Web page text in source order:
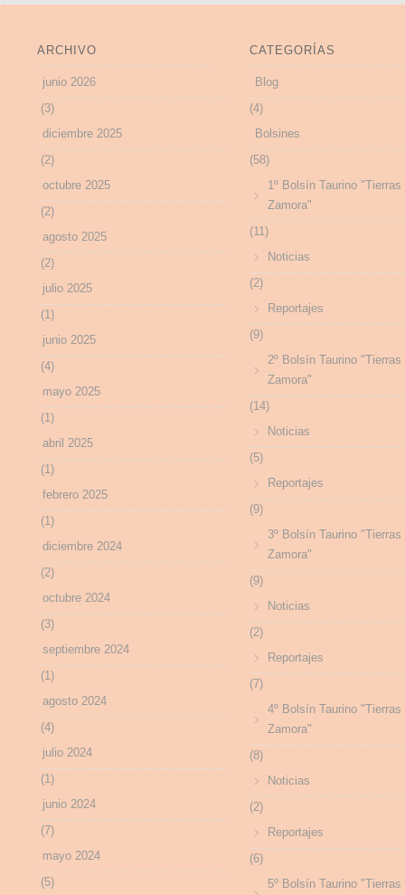
ARCHIVO
junio 2026
(3)
diciembre 2025
(2)
octubre 2025
(2)
agosto 2025
(2)
julio 2025
(1)
junio 2025
(4)
mayo 2025
(1)
abril 2025
(1)
febrero 2025
(1)
diciembre 2024
(2)
octubre 2024
(3)
septiembre 2024
(1)
agosto 2024
(4)
julio 2024
(1)
junio 2024
(7)
mayo 2024
(5)
CATEGORÍAS
Blog
(4)
Bolsines
(58)
1º Bolsín Taurino "Tierras
Zamora"
(11)
Noticias
(2)
Reportajes
(9)
2º Bolsín Taurino "Tierras
Zamora"
(14)
Noticias
(5)
Reportajes
(9)
3º Bolsín Taurino "Tierras
Zamora"
(9)
Noticias
(2)
Reportajes
(7)
4º Bolsín Taurino "Tierras
Zamora"
(8)
Noticias
(2)
Reportajes
(6)
5º Bolsín Taurino "Tierras